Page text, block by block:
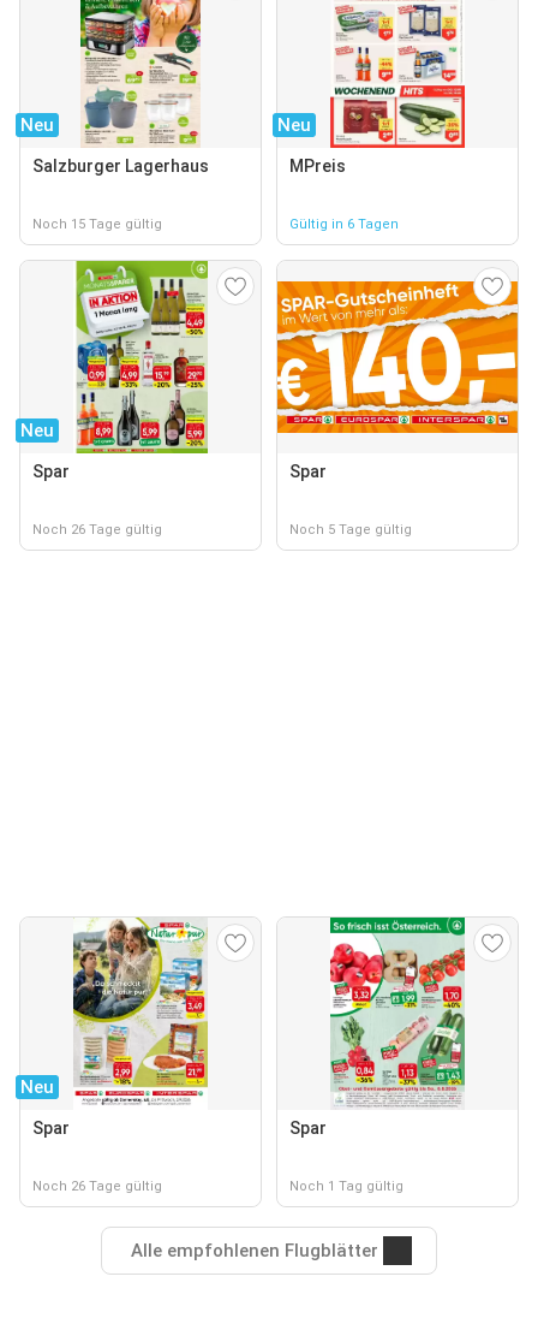
Neu
Salzburger Lagerhaus
Noch 15 Tage gültig
Neu
MPreis
Gültig in 6 Tagen
Neu
Spar
Noch 26 Tage gültig
Spar
Noch 5 Tage gültig
Neu
Spar
Noch 26 Tage gültig
Spar
Noch 1 Tag gültig
Alle empfohlenen Flugblätter